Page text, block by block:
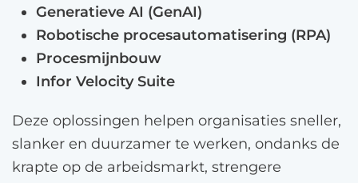
Generatieve AI (GenAI)
Robotische procesautomatisering (RPA)
Procesmijnbouw
Infor Velocity Suite
Deze oplossingen helpen organisaties sneller,
slanker en duurzamer te werken, ondanks de
krapte op de arbeidsmarkt, strengere